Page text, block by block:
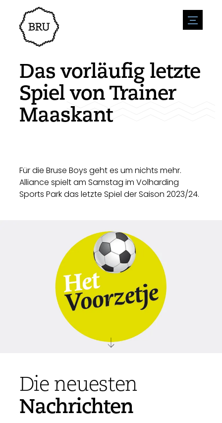
menu
Veranstaltungskalender
Veranstaltung anmelden
Übernachtung
Geschäfte
Natur & wasser
Sport
Sehenswürdigkeiten
Zugänglichkeit
Parken
Wohnumfeld
Um zu unternehmen
Stellenangebote
Das vorläufig letzte
Spiel von Trainer
Maaskant
Für die Bruse Boys geht es um nichts mehr.
Alliance spielt am Samstag im Volharding
Sports Park das letzte Spiel der Saison 2023/24.
Die neuesten
Nachrichten